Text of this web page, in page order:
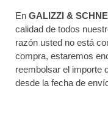
En GALIZZI &
calidad de todos
razón usted no está
compra, estaremos
reembolsar el importe
desde la fecha de